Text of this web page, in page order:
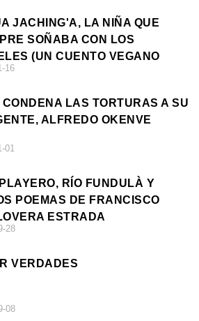
JACHING'A, LA NIÑA QUE
SOÑABA CON LOS
(UN CUENTO VEGANO
16
CONDENA LAS TORTURAS A SU
ALFREDO OKENVE
01
RÍO FUNDULÀ Y
POEMAS DE FRANCISCO
ESTRADA
28
VERDADES
08